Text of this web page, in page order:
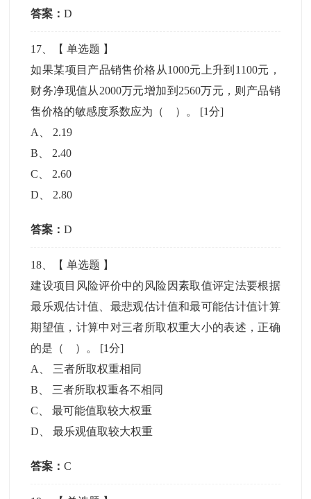
答案：D
17 、【单选题 】
如果某项目产品销售价格从1000元上升到1100元，
财务净现值从2000万元增加到2560万元，则产品销
售价格的敏感度系数应为（ ）。 [1分]
A
2.19
B
2.40
C
2.60
D
2.80
答案：D
18 、【单选题 】
建设项目风险评价中的风险因素取值评定法要根据
最乐观估计值、最悲观估计值和最可能估计值计算
期望值，计算中对三者所取权重大小的表述，正确
的是（ ）。 [1分]
A
三者所取权重相同
B
三者所取权重各不相同
C 、最可能值取较大权重
D 、最乐观值取较大权重
答案：C